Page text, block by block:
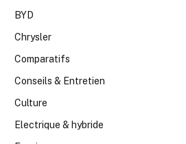
BYD
Chrysler
Comparatifs
Conseils & Entretien
Culture
Electrique & hybride